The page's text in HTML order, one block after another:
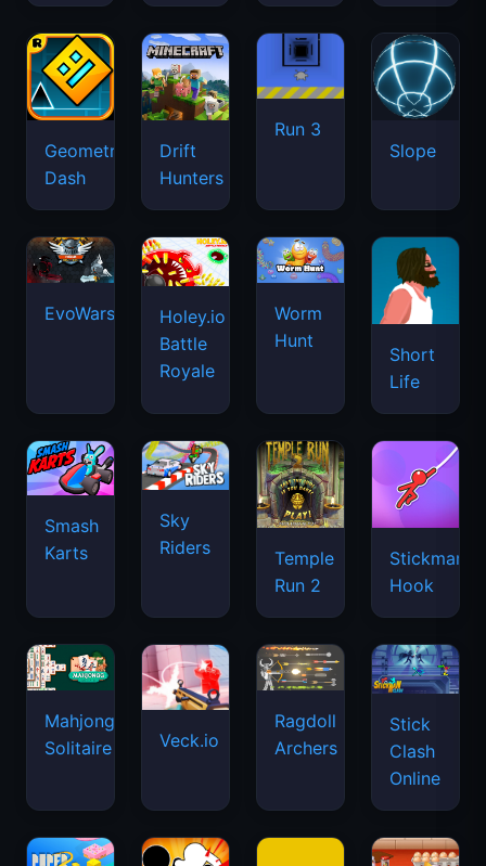
Geometry
Dash
Drift
Hunters
Run 3
Slope
EvoWars.io
Holey.io
Battle
Royale
Worm
Hunt
Short
Life
Smash
Karts
Sky
Riders
Temple
Run 2
Stickman
Hook
Mahjongg
Solitaire
Veck.io
Ragdoll
Archers
Stick
Clash
Online